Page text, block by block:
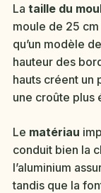
La taille du
moule de 25
qu’un modèle
hauteur des
hauts créent un
une croûte plus
Le matériau
conduit bien la
l’aluminium
tandis que la